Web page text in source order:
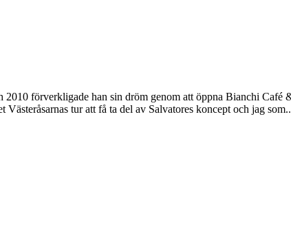
2010 förverkligade han sin dröm genom att öppna Bianchi
tur att få ta del av Salvatores koncept och jag